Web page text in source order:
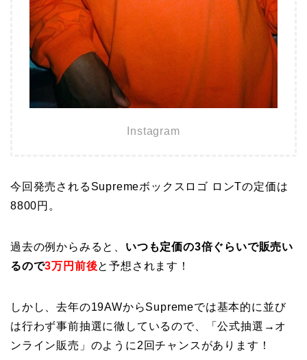
Instagram
今回発売されるSupremeボックスロゴ ロンTの定価は
8800円。
過去の例からみると、 いつも定価の3倍ぐらいで販売い
るので3万円前後と予想されます！
しかし、去年の19AWからSupremeでは基本的に並び
は行わず事前抽選に徹しているので、「公式抽選→オ
ンライン販売」のように2回チャンスがあります！